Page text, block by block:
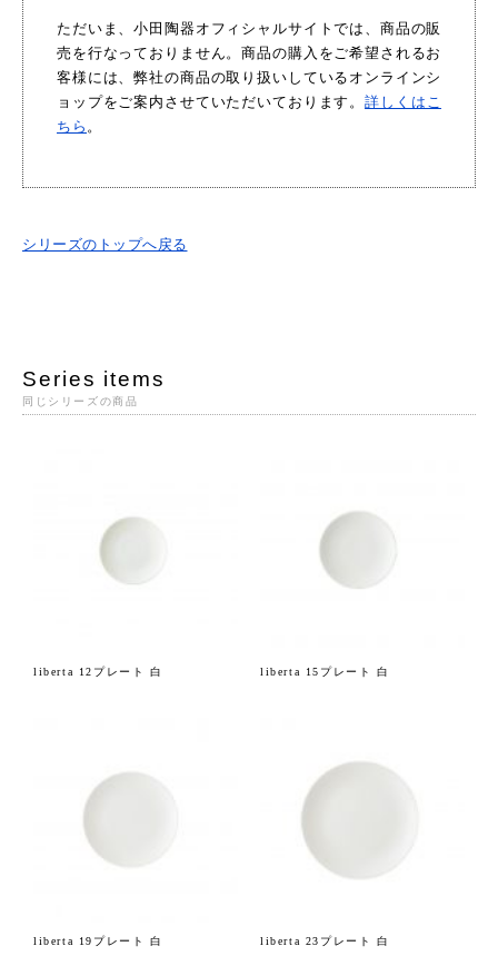
ただいま、小田陶器オフィシャルサイトでは、商品の販
売を行なっておりません。商品の購入をご希望されるお
客様には、弊社の商品の取り扱いしているオンラインシ
ョップをご案内させていただいております。詳しくはこ
ちら 。
シリーズのトップへ戻る
Series items
同じシリーズの商品
liberta 12プレート 白 liberta 15プレート 白
liberta 19プレート 白 liberta 23プレート 白